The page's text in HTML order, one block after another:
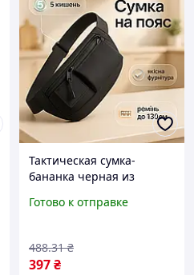
Тактическая сумка-
бананка черная из
повседневного
плечо
Готово к отправке
397₴
488.31 ₴